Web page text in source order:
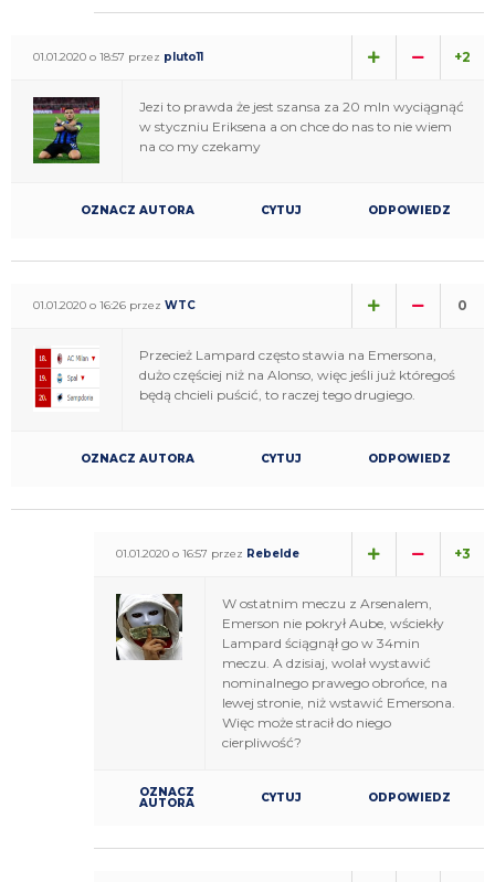
01.01.2020 o 18:57 przez pluto11 +2
Jezi to prawda że jest szansa za 20 mln wyciągnąć
w styczniu Eriksena a on chce do nas to nie wiem
na co my czekamy
OZNACZ AUTORA CYTUJ ODPOWIEDZ
01.01.2020 o 16:26 przez WTC 0
Przecież Lampard często stawia na Emersona,
dużo częściej niż na Alonso, więc jeśli już któregoś
będą chcieli puścić, to raczej tego drugiego.
OZNACZ AUTORA CYTUJ ODPOWIEDZ
01.01.2020 o 16:57 przez Rebelde +3
W ostatnim meczu z Arsenalem,
Emerson nie pokrył Aube, wściekły
Lampard ściągnął go w 34min
meczu. A dzisiaj, wolał wystawić
nominalnego prawego obrońce, na
lewej stronie, niż wstawić Emersona.
Więc może stracił do niego
cierpliwość?
OZNACZ
AUTORA CYTUJ ODPOWIEDZ